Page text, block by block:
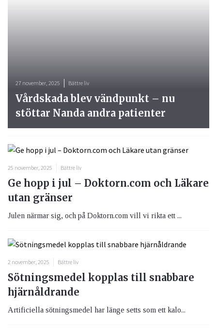
27 november, 2025 Bättre liv
Vårdskada blev vändpunkt – nu
stöttar Nanda andra patienter
25 november, 2025 Bättre liv
Ge hopp i jul – Doktorn.com och Läkare
utan gränser
Julen närmar sig, och på Doktorn.com vill vi rikta ett ...
2 november, 2025 Bättre liv
Sötningsmedel kopplas till snabbare
hjärnåldrande
Artificiella sötningsmedel har länge setts som ett kalo...